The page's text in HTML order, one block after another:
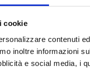
cookie
contenuti
inoltre informazioni
e social media, i
i termini di legge